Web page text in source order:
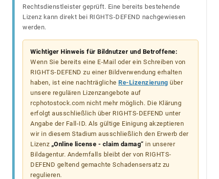
Rechtsdienstleister geprüft. Eine bereits bestehende
Lizenz kann direkt bei RIGHTS-DEFEND nachgewiesen
werden.
Wichtiger Hinweis für Bildnutzer und Betroffene:
Wenn Sie bereits eine E-Mail oder ein Schreiben von
RIGHTS-DEFEND zu einer Bildverwendung erhalten
haben, ist eine nachträgliche Re-Lizenzierung über
unsere regulären Lizenzangebote auf
rcphotostock.com nicht mehr möglich. Die Klärung
erfolgt ausschließlich über RIGHTS-DEFEND unter
Angabe der Fall-ID. Als gültige Einigung akzeptieren
wir in diesem Stadium ausschließlich den Erwerb der
Lizenz „Online license - claim damag“ in unserer
Bildagentur. Andernfalls bleibt der von RIGHTS-
DEFEND geltend gemachte Schadensersatz zu
regulieren.